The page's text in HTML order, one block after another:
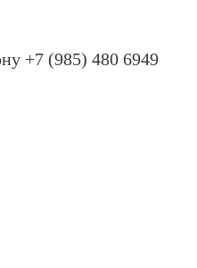
+7 (985) 480 6949